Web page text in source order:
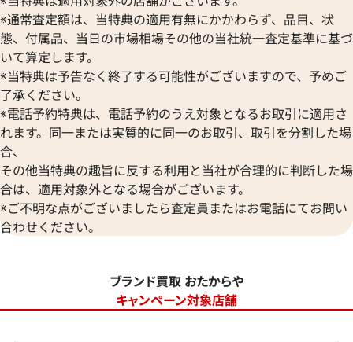
※通常査定額は、当特典の適用有無にかかわらず、品目、状
態、付属品、当日の市場相場その他の当社統一査定基準に基づ
いて算定します。
※当特典は予告なく終了する可能性がございますので、予めご
了承ください。
※電話予約特典は、電話予約のうえ対象となるお取引に適用さ
れます。同一または実質的に同一のお取引、取引を分割した場
合、
その他当特典の趣旨に反する利用と当社が合理的に判断した場
合は、適用対象外となる場合がございます。
※ご不明な点がございましたら査定員またはお電話にてお問い
合わせください。
ブランド買取 おたからや
キャンペーン対象店舗